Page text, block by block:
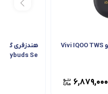
هندزفری گیمینگ بی سیم آیکو Vivi IQOO TWS
۶,۸۷۹,۰۰۰
joybuds Se